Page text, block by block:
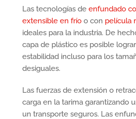
Las tecnologías de enfundado
extensible en fríoo con película
ideales para la industria. De
capa de plástico es posible
estabilidad incluso para los
desiguales.
Las fuerzas de extensión o
carga en la tarima garantizando
un transporte seguros. Las